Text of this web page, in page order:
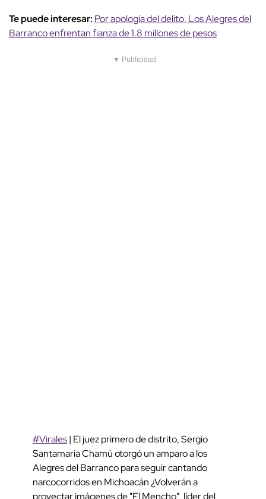
Te puede interesar: Por apología del delito, Los Alegres del
Barranco enfrentan fianza de 1.8 millones de pesos
▼ Publicidad
#Virales| El juez primero de distrito, Sergio
Santamaría Chamú otorgó un amparo a los
Alegres del Barranco para seguir cantando
narcocorridos en Michoacán ¿Volverán a